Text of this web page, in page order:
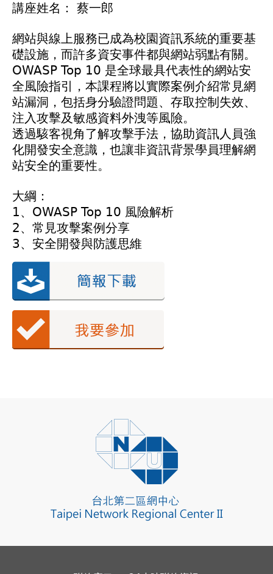
講座姓名： 蔡一郎
網站與線上服務已成為校園資訊系統的重要基
礎設施，而許多資安事件都與網站弱點有關。
OWASP Top 10 是全球最具代表性的網站安
全風險指引，本課程將以實際案例介紹常見網
站漏洞，包括身分驗證問題、存取控制失效、
注入攻擊及敏感資料外洩等風險。
透過駭客視角了解攻擊手法，協助資訊人員強
化開發安全意識，也讓非資訊背景學員理解網
站安全的重要性。
大綱：
1、OWASP Top 10 風險解析
2、常見攻擊案例分享
3、安全開發與防護思維